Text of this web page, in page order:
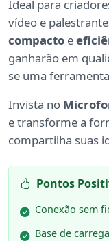
Ideal para
vídeo e
compacto e
ganharão em
se uma
Invista no
e transforme a
compartilha suas
Pontos
Conexão sem
Base de